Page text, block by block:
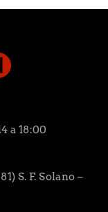
a 18:00
S. F. Solano –